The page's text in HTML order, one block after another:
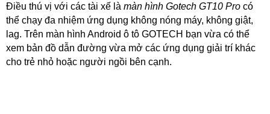
Điều thú vị với các tài xế là màn hình Gotech GT10 Pro có
thể chạy đa nhiệm ứng dụng không nóng máy, không giật,
lag. Trên màn hình Android ô tô GOTECH bạn vừa có thể
xem bản đồ dẫn đường vừa mở các ứng dụng giải trí khác
cho trẻ nhỏ hoặc người ngồi bên cạnh.